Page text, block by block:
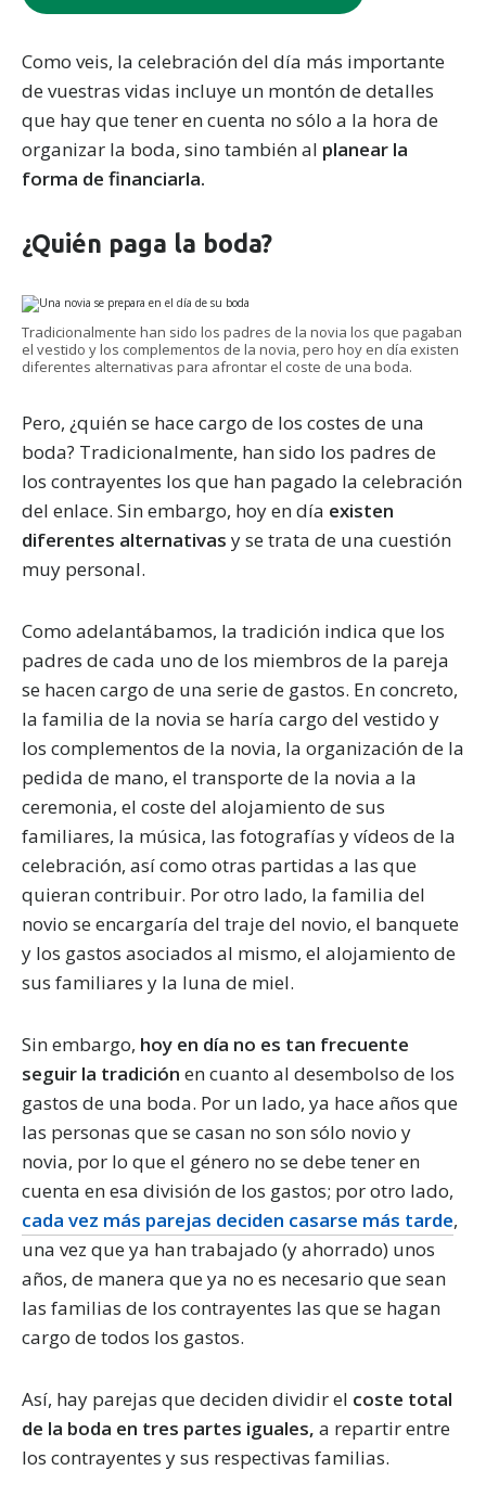
Como veis, la celebración del día más importante
de vuestras vidas incluye un montón de detalles
que hay que tener en cuenta no sólo a la hora de
organizar la boda, sino también al planear la
forma de financiarla.
¿Quién paga la boda?
Tradicionalmente han sido los padres de la novia los que pagaban
el vestido y los complementos de la novia, pero hoy en día existen
diferentes alternativas para afrontar el coste de una boda.
Pero, ¿quién se hace cargo de los costes de una
boda? Tradicionalmente, han sido los padres de
los contrayentes los que han pagado la celebración
del enlace. Sin embargo, hoy en día existen
diferentes alternativas y se trata de una cuestión
muy personal.
Como adelantábamos, la tradición indica que los
padres de cada uno de los miembros de la pareja
se hacen cargo de una serie de gastos. En concreto,
la familia de la novia se haría cargo del vestido y
los complementos de la novia, la organización de la
pedida de mano, el transporte de la novia a la
ceremonia, el coste del alojamiento de sus
familiares, la música, las fotografías y vídeos de la
celebración, así como otras partidas a las que
quieran contribuir. Por otro lado, la familia del
novio se encargaría del traje del novio, el banquete
y los gastos asociados al mismo, el alojamiento de
sus familiares y la luna de miel.
Sin embargo, hoy en día no es tan frecuente
seguir la tradición en cuanto al desembolso de los
gastos de una boda. Por un lado, ya hace años que
las personas que se casan no son sólo novio y
novia, por lo que el género no se debe tener en
cuenta en esa división de los gastos; por otro lado,
cada vez más parejas deciden casarse más tarde,
una vez que ya han trabajado (y ahorrado) unos
años, de manera que ya no es necesario que sean
las familias de los contrayentes las que se hagan
cargo de todos los gastos.
Así, hay parejas que deciden dividir el coste total
de la boda en tres partes iguales, a repartir entre
los contrayentes y sus respectivas familias.